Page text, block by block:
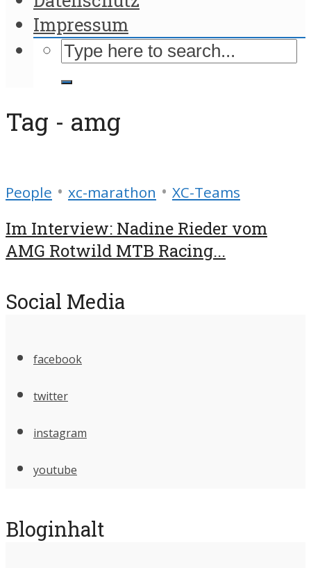
Impressum
Tag - amg
People • xc-marathon • XC-Teams
Im Interview: Nadine Rieder vom
AMG Rotwild MTB Racing...
Social Media
facebook
twitter
instagram
youtube
Bloginhalt